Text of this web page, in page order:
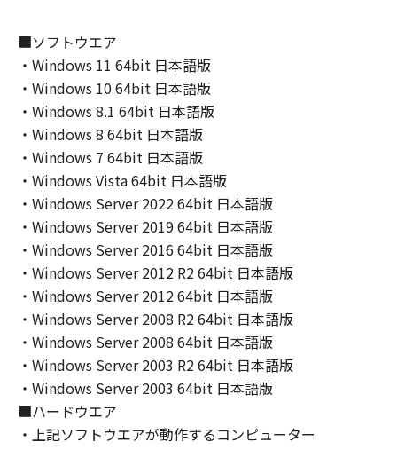
ンの子会社、キヤノンの関連会社、それらの販
売代理店または販売店のいずれも、「本ソフト
ウェア」の使用または使用不能から生ずるいか
なる損害（逸失利益およびその他の派生的また
は付随的な損害を含むがこれらに限定されない
全ての損害を言います。）について、適用法で
認められる限り、一切の責任を負わないものと
します。たとえ、キヤノン、キヤノンのライセ
ンサー、キヤノンの子会社、キヤノンの関連会
社、それらの販売代理店または販売店がかかる
損害の可能性について知らされていた場合でも
同様です。
(3) キヤノン、キヤノンのライセンサー、キヤノ
ンの子会社、キヤノンの関連会社、それらの販
売代理店または販売店のいずれも、「本ソフト
ウェア」、または「本ソフトウェア」の使用に
起因または関連してお客様と第三者との間に生
じたいかなる紛争についても、一切責任を負わ
ないものとします。
８．契約期間
■ソフトウエア
・Windows 11 64bit 日本語版
・Windows 10 64bit 日本語版
・Windows 8.1 64bit 日本語版
・Windows 8 64bit 日本語版
・Windows 7 64bit 日本語版
・Windows Vista 64bit 日本語版
・Windows Server 2022 64bit 日本語版
・Windows Server 2019 64bit 日本語版
・Windows Server 2016 64bit 日本語版
・Windows Server 2012 R2 64bit 日本語版
・Windows Server 2012 64bit 日本語版
・Windows Server 2008 R2 64bit 日本語版
・Windows Server 2008 64bit 日本語版
・Windows Server 2003 R2 64bit 日本語版
・Windows Server 2003 64bit 日本語版
■ハードウエア
・上記ソフトウエアが動作するコンピューター